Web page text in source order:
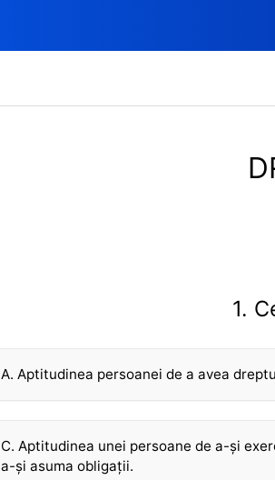
1.
A. Aptitudinea persoanei de a avea
C. Aptitudinea unei persoane de a-și
a-și asuma obligații.